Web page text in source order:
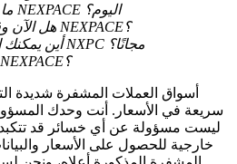
ما هي القيمة السوقية لـ NEXPACE اليوم؟
هل الآن وقت جيد للاستثمار في NEXPACE؟
أين يمكنك الحصول على مكافآت NXPC مجانًا؟
كيف يمكنك تتبع سعر NEXPACE؟
أسواق العملات المشفرة شديدة
سريعة في الأسعار. أنت وحدك
خارجية للحصول على الأسعار